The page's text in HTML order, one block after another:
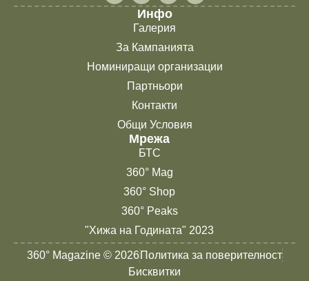
Инфо
Галерия
За Кампанията
Номиниращи организации
Партньори
Контакти
Общи Условия
Мрежа
БТС
360° Mag
360° Shop
360° Peaks
"Хижа на Годината" 2023
360° Magazine © 2026Политика за поверителност
Бисквитки